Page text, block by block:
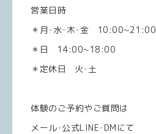
営業日時
＊月･水･木･金 10:00~21:00
＊日 14:00~18:00
＊定休日 火･土
体験のご予約やご質問は
メール･公式LINE･DMにて